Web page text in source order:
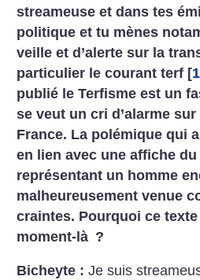
streameuse et dans tes
politique et tu mènes
veille et d’alerte sur la
particulier le courant terf [1
publié le Terfisme est un
se veut un cri d’alarme
France. La polémique qui
en lien avec une affiche
représentant un homme
malheureusement venue
craintes. Pourquoi ce
moment-là ?
Bicheyte : Je suis